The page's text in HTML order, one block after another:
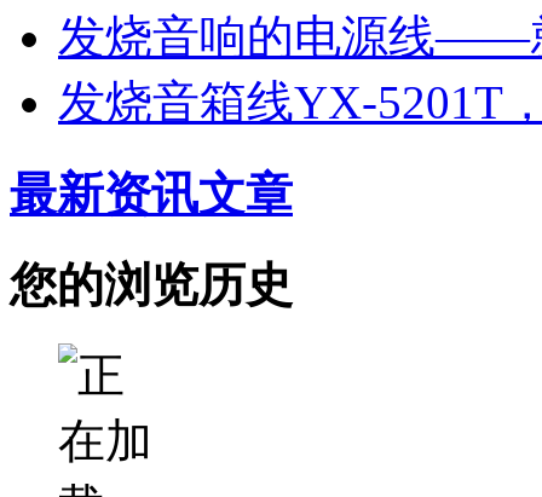
发烧音响的电源线——
发烧音箱线YX-5201T
最新资讯文章
您的浏览历史